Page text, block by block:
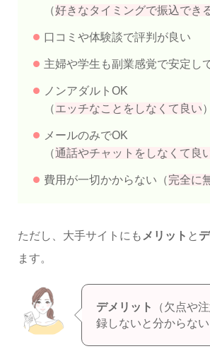
（好きなタイミングで振込でき
口コミや体験談で評判が良い
主婦や学生も副業感覚で安定し
ノンアダルトOK
（エッチなことをしなくて良い）
メールのみでOK
（通話やチャットをしなくて良
費用が一切かからない（完全に
ただし、大手サイトにも メリット と
ます。
デメリット
（欠点や
録しないと分からない